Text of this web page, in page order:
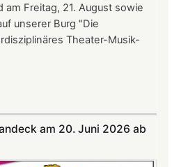
Freitag, 21. August sowie
unserer Burg "Die
Theater-Musik-
am 20. Juni 2026 ab